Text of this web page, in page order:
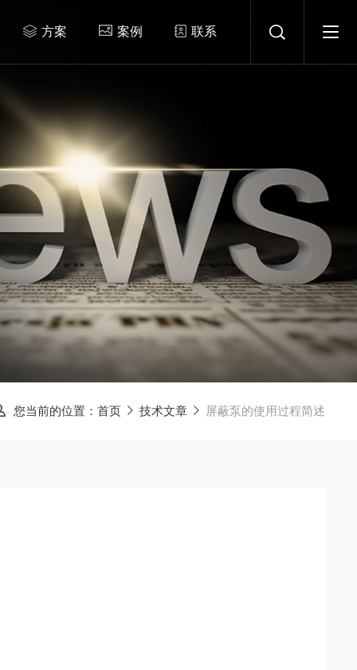
方案 案例 联系
您当前的位置： 首页 技术文章 屏蔽泵的使用过程简述